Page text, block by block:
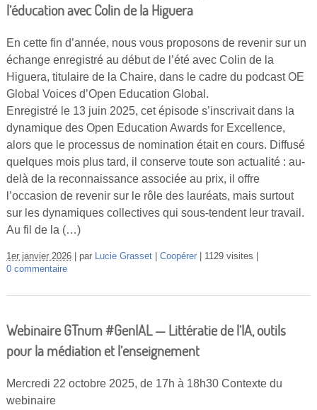
l’éducation avec Colin de la Higuera
En cette fin d’année, nous vous proposons de revenir sur un
échange enregistré au début de l’été avec Colin de la
Higuera, titulaire de la Chaire, dans le cadre du podcast OE
Global Voices d’Open Education Global.
Enregistré le 13 juin 2025, cet épisode s’inscrivait dans la
dynamique des Open Education Awards for Excellence,
alors que le processus de nomination était en cours. Diffusé
quelques mois plus tard, il conserve toute son actualité : au-
delà de la reconnaissance associée au prix, il offre
l’occasion de revenir sur le rôle des lauréats, mais surtout
sur les dynamiques collectives qui sous-tendent leur travail.
Au fil de la (…)
1er janvier 2026 par Lucie Grasset Coopérer
1129 visites
0 commentaire
Webinaire GTnum #GenIAL — Littératie de l’IA, outils
pour la médiation et l’enseignement
Mercredi 22 octobre 2025, de 17h à 18h30 Contexte du
webinaire